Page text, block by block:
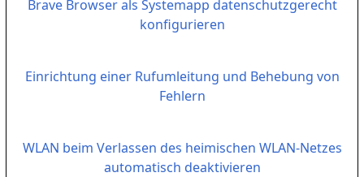
Brave Browser als Systemapp datenschutzgerecht
konfigurieren
Einrichtung einer Rufumleitung und Behebung von
Fehlern
WLAN beim Verlassen des heimischen WLAN-Netzes
automatisch deaktivieren